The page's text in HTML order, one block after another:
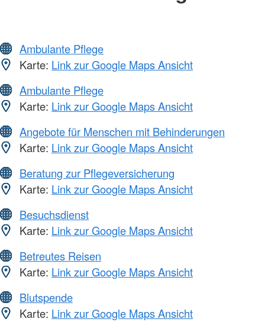
Ambulante Pflege
Karte: Link zur Google Maps Ansicht
Ambulante Pflege
Karte: Link zur Google Maps Ansicht
Angebote für Menschen mit Behinderungen
Karte: Link zur Google Maps Ansicht
Beratung zur Pflegeversicherung
Karte: Link zur Google Maps Ansicht
Besuchsdienst
Karte: Link zur Google Maps Ansicht
Betreutes Reisen
Karte: Link zur Google Maps Ansicht
Blutspende
Karte: Link zur Google Maps Ansicht